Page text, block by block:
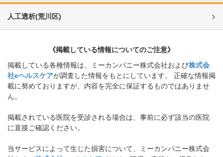
人工透析(荒川区)
《掲載している情報についてのご注意》
掲載している各種情報は、ミーカンパニー株式会社および株式会
社eヘルスケアが調査した情報をもとにしています。 正確な情報掲
載に努めておりますが、内容を完全に保証するものではありませ
ん。
掲載されている医院を受診される場合は、事前に必ず該当の医院
に直接ご確認ください。
当サービスによって生じた損害について、ミーカンパニー株式会